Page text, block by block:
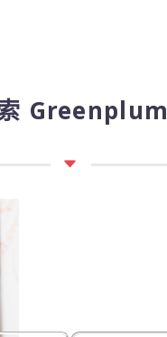
Greenplum